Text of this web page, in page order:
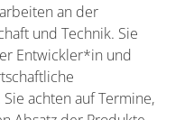
an der
und Technik. Sie
Entwickler*in und
achten auf Termine,